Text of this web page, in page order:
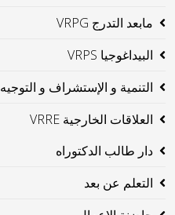
مابعد التدرج VRPG
البيداغوجيا VRPS
التنمية و الإستشراف و التوجيه VRDPO
العلاقات الخارجية VRRE
دار طالب الدكتوراه
التعلم عن بعد